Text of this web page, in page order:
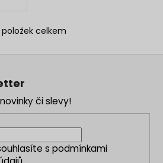
O
a
c
í
p
r
položek celkem
či slevy!
s podmínkami